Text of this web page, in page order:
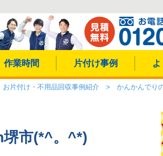
作業時間 片付け事例
お片付け・不用品回収事例紹介 > かんかんでり
堺市(*^。^*)